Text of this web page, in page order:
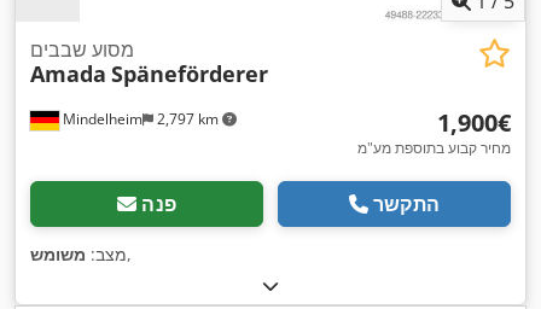
Mindelheim 2,797 km
מסוע שבבים
Amada Späneförderer
‏1,900 ‏€
מחיר קבוע בתוספת מע"מ
פנה התקשר
מצב: משומש ,